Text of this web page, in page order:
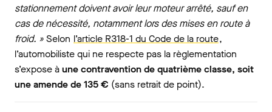
stationnement doivent avoir leur moteur arrêté, sauf en
cas de nécessité, notamment lors des mises en route à
froid. »Selon l’article R318-1 du Code de la route,
l’automobiliste qui ne respecte pas la règlementation
s’expose àune contravention de quatrième classe, soit
une amende de 135 € (sans retrait de point).